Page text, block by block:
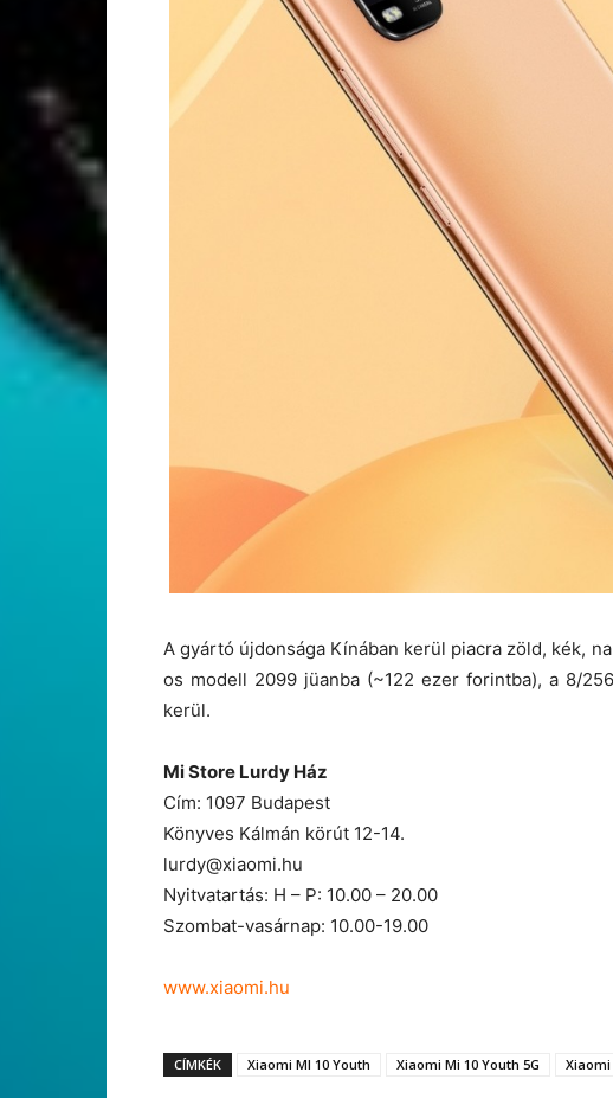
A gyártó újdonsága Kínában kerül piacra zöld, kék,
os modell 2099 jüanba (~122 ezer forintba), a 8/
kerül.
Mi Store Lurdy Ház
Cím: 1097 Budapest
Könyves Kálmán körút 12-14.
lurdy@xiaomi.hu
Nyitvatartás: H – P: 10.00 – 20.00
Szombat-vasárnap: 10.00-19.00
www.xiaomi.hu
CÍMKÉK Xiaomi MI 10 Youth Xiaomi Mi 10 Youth 5G Xiaomi